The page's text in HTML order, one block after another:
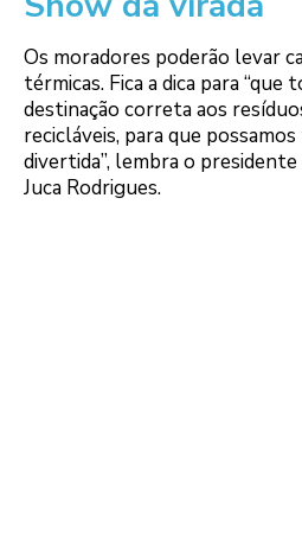
Os moradores poderão levar
térmicas. Fica a dica para “que
destinação correta aos
recicláveis, para que
divertida”, lembra o
Juca Rodrigues.